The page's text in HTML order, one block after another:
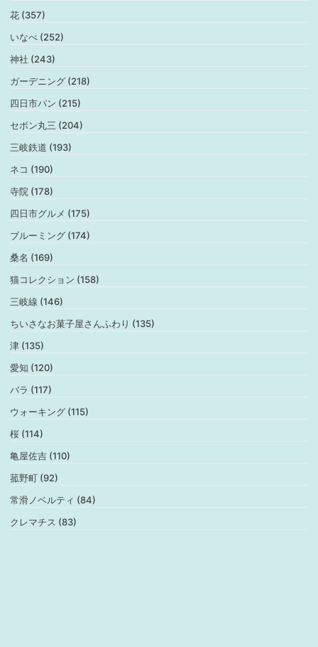
花 (357)
いなべ (252)
神社 (243)
ガーデニング (218)
四日市パン (215)
セボン丸三 (204)
三岐鉄道 (193)
ネコ (190)
寺院 (178)
四日市グルメ (175)
ブルーミング (174)
桑名 (169)
猫コレクション (158)
三岐線 (146)
ちいさなお菓子屋さんふわり (135)
津 (135)
愛知 (120)
バラ (117)
ウォーキング (115)
桜 (114)
亀屋佐吉 (110)
菰野町 (92)
常滑ノベルティ (84)
クレマチス (83)